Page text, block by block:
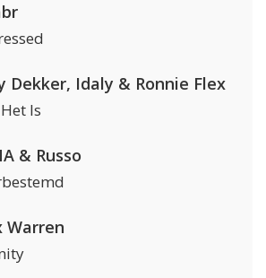
Dekker, Idaly & Ronnie Flex
Is
& Russo
Warren